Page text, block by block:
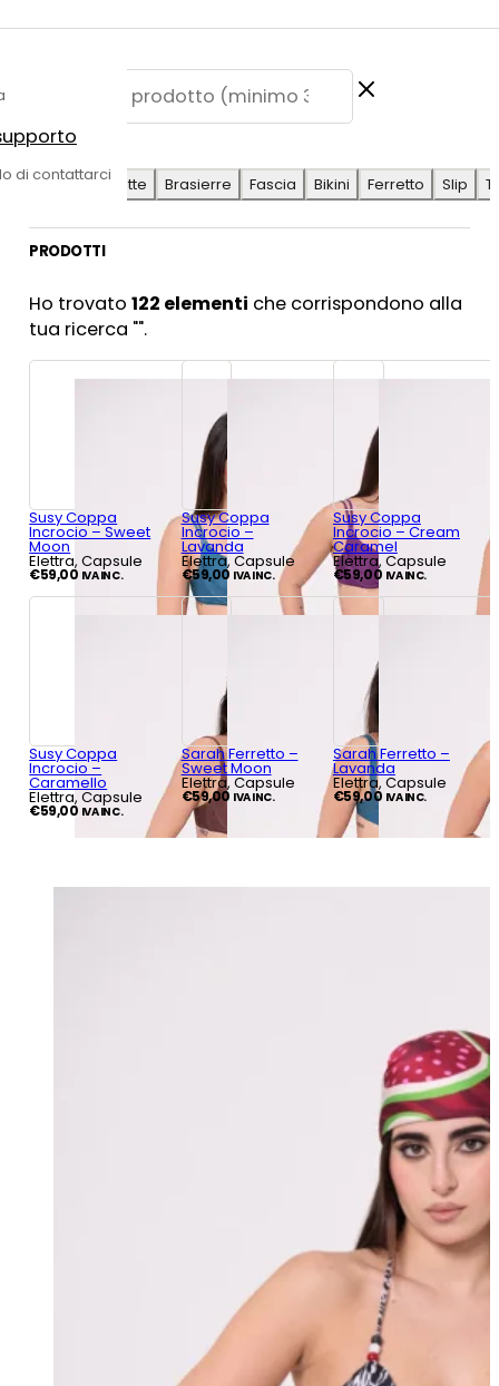
di contattarci
SUGGERITE
Antilope
Coulotte Brasierre Fascia Bikini Ferretto Slip
PRODOTTI
Ho trovato122 elementi che corrispondono alla
tua ricerca "".
Susy Coppa
Incrocio – Sweet
Moon
Elettra, Capsule
€59,00 IVA INC.
Susy Coppa
Incrocio –
Lavanda
Elettra, Capsule
€59,00 IVA INC.
Susy Coppa
Incrocio – Cream
Caramel
Elettra, Capsule
€59,00 IVA INC.
Susy Coppa
Incrocio –
Caramello
Elettra, Capsule
€59,00 IVA INC.
Sarah Ferretto –
Sweet Moon
Elettra, Capsule
€59,00 IVA INC.
Sarah Ferretto –
Lavanda
Elettra, Capsule
€59,00 IVA INC.